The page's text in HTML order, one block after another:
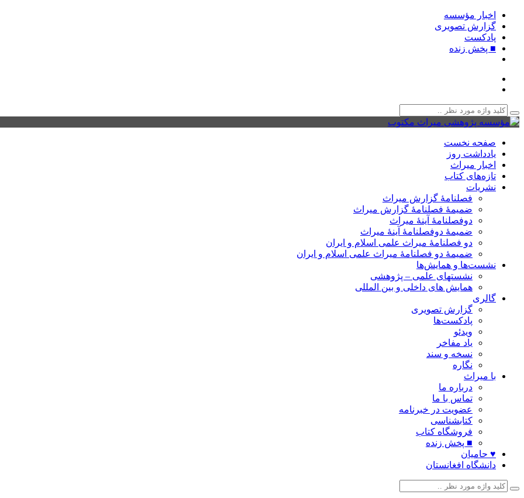
اخبار مؤسسه
گزارش تصویری
پادکست‌
■ پخش زنده
صفحه نخست
یادداشت روز
اخبار میراث
تازه‌های کتاب
نشریات
فصلنامۀ گزارش میراث
ضمیمۀ فصلنامۀ گزارش میراث
دوفصلنامۀ آینۀ میراث
ضمیمۀ دوفصلنامۀ آینۀ میراث
دو فصلنامۀ میراث علمی اسلام و ایران
ضمیمۀ دو فصلنامۀ میراث علمی اسلام و ایران
نشست‌ها و همایش‌ها
نشستهای علمی – پژوهشی
همایش های داخلی و بین المللی
گالری
گزارش تصویری
پادکست‌ها
ویدئو
یاد مفاخر
نسخه و سند
نگاره
با میراث
درباره ما
تماس با ما
عضویت در خبرنامه
کتابشناسی
فروشگاه کتاب
■ پخش زنده
♥ حامیان
دانشگاه افغانستان